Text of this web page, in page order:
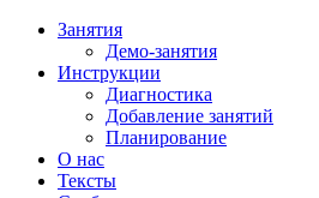
Занятия
Демо-занятия
Инструкции
Диагностика
Добавление занятий
Планирование
О нас
Тексты